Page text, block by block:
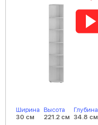
Ширина
30 см
Высота
221.2 см
Глубина
34.8 см